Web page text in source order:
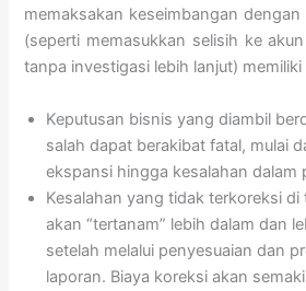
memaksakan keseimbangan
(seperti memasukkan selisih ke
tanpa investigasi lebih lanjut)
Keputusan bisnis yang diambil
salah dapat berakibat fatal, mulai
ekspansi hingga kesalahan dalam
Kesalahan yang tidak terkoreksi di
akan “tertanam” lebih dalam dan
setelah melalui penyesuaian dan
laporan. Biaya koreksi akan